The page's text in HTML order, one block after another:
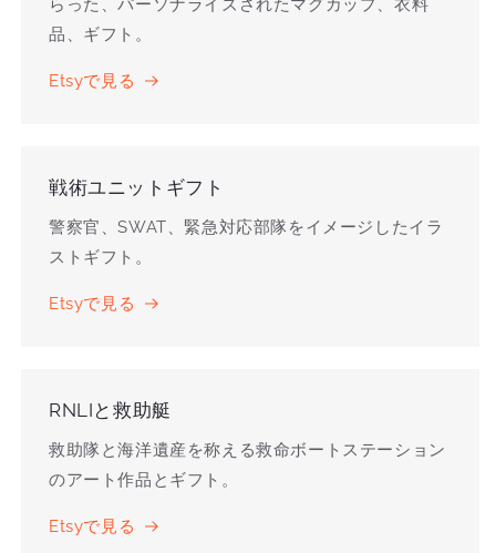
らった、パーソナライズされたマグカップ、衣料
品、ギフト。
Etsyで見る
戦術ユニットギフト
警察官、SWAT、緊急対応部隊をイメージしたイラ
ストギフト。
Etsyで見る
RNLIと救助艇
救助隊と海洋遺産を称える救命ボートステーション
のアート作品とギフト。
Etsyで見る